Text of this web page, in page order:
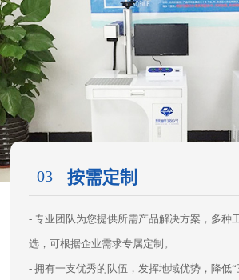
03 按需定制
- 专业团队为您提供所需产品解决方案，多种
选，可根据企业需求专属定制。
- 拥有一支优秀的队伍，发挥地域优势，降低“